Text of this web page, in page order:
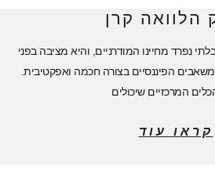
הלוואה קרן
נפרד מחיינו המודרניים, והיא מציבה בפני
הפיננסיים בצורה חכמה ואפקטיבית.
המרכזיים שיכולים
קראו עוד